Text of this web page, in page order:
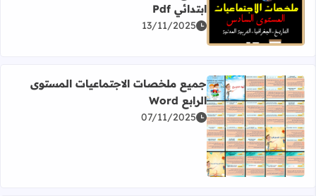
اقرأ المزيد عن جميع ملخصات الاجتماعيات السادس ابتدائي Pdf
ابتدائي Pdf
13/11/2025
اقرأ المزيد عن جميع ملخصات الاجتماعيات المستوى الرابع Word
جميع ملخصات الاجتماعيات المستوى
الرابع Word
07/11/2025